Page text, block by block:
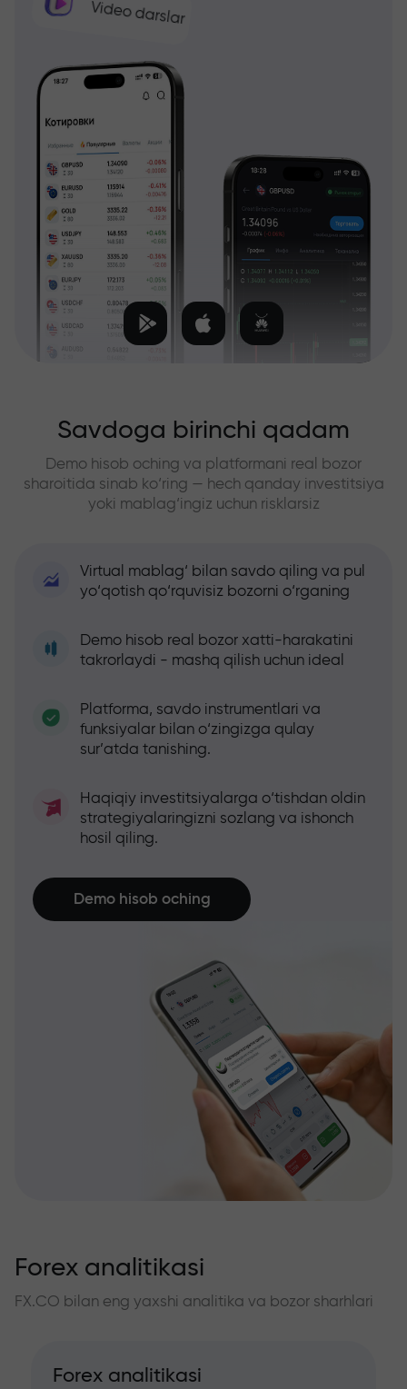
Video darslar
Savdoga birinchi qadam
Demo hisob oching va platformani real bozor
sharoitida sinab ko‘ring — hech qanday investitsiya
yoki mablag‘ingiz uchun risklarsiz
Virtual mablag‘ bilan savdo qiling va pul
yo‘qotish qo‘rquvisiz bozorni o‘rganing
Demo hisob real bozor xatti-harakatini
takrorlaydi - mashq qilish uchun ideal
Platforma, savdo instrumentlari va
funksiyalar bilan o‘zingizga qulay
sur’atda tanishing.
Haqiqiy investitsiyalarga o‘tishdan oldin
strategiyalaringizni sozlang va ishonch
hosil qiling.
Demo hisob oching
Forex analitikasi
FX.CO bilan eng yaxshi analitika va bozor sharhlari
Forex analitikasi